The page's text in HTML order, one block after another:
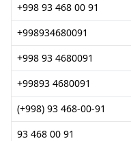
+998 93 468 00 91
+998934680091
+998 93 4680091
+99893 4680091
(+998) 93 468-00-91
93 468 00 91